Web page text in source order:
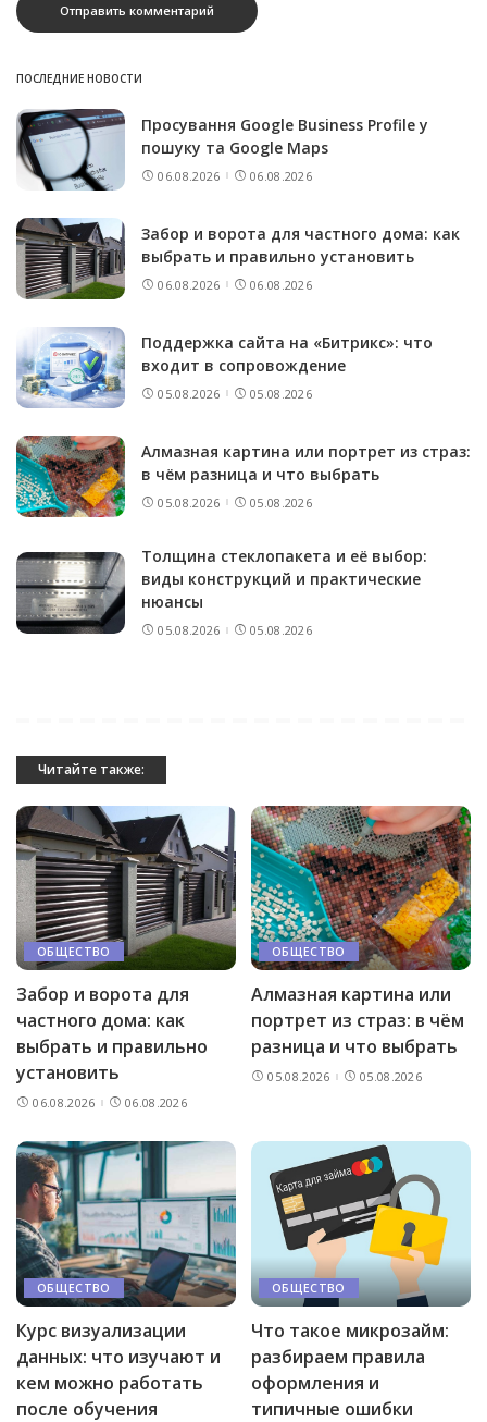
ПОСЛЕДНИЕ НОВОСТИ
Просування Google Business Profile у
пошуку та Google Maps
06.08.2026 06.08.2026
Забор и ворота для частного дома: как
выбрать и правильно установить
06.08.2026 06.08.2026
Поддержка сайта на «Битрикс»: что
входит в сопровождение
05.08.2026 05.08.2026
Алмазная картина или портрет из страз:
в чём разница и что выбрать
05.08.2026 05.08.2026
Толщина стеклопакета и её выбор:
виды конструкций и практические
нюансы
05.08.2026 05.08.2026
Читайте также:
ОБЩЕСТВО
Забор и ворота для
частного дома: как
выбрать и правильно
установить
06.08.2026 06.08.2026
ОБЩЕСТВО
Алмазная картина или
портрет из страз: в чём
разница и что выбрать
05.08.2026 05.08.2026
ОБЩЕСТВО
Курс визуализации
данных: что изучают и
кем можно работать
после обучения
ОБЩЕСТВО
Что такое микрозайм:
разбираем правила
оформления и
типичные ошибки